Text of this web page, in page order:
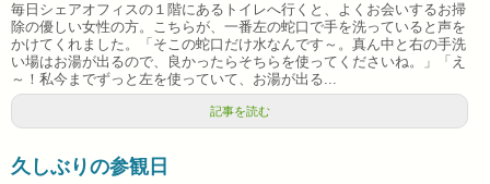
毎日シェアオフィスの１階にあるトイレへ行くと、よくお会いするお掃
除の優しい女性の方。こちらが、一番左の蛇口で手を洗っていると声を
かけてくれました。「そこの蛇口だけ水なんです～。真ん中と右の手洗
い場はお湯が出るので、良かったらそちらを使ってくださいね。」「え
～！私今までずっと左を使っていて、お湯が出る...
記事を読む
久しぶりの参観日